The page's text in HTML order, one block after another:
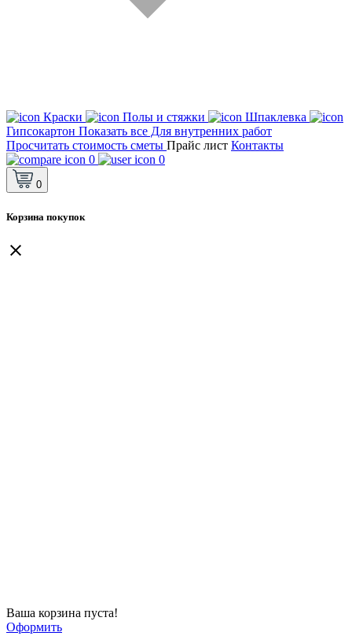
Краски Полы и стяжки
Шпаклевка
Гипсокартон Показать все Для внутренних работ
Просчитать стоимость сметы Прайс лист Контакты
0
0
0
Корзина покупок
Ваша корзина пуста!
Оформить